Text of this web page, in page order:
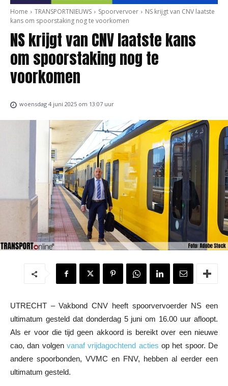
Home TRANSPORTNIEUWS Spoorvervoer
NS krijgt van CNV laatste
kans om spoorstaking nog te voorkomen
NS krijgt van CNV laatste kans
om spoorstaking nog te
voorkomen
woensdag 4 juni 2025 om 13:07 uur
UTRECHT – Vakbond CNV heeft spoorvervoerder NS een
ultimatum gesteld dat donderdag 5 juni om 16.00 uur afloopt.
Als er voor die tijd geen akkoord is bereikt over een nieuwe
cao, dan volgen vanaf vrijdagochtend acties op het spoor. De
andere spoorbonden, VVMC en FNV, hebben al eerder een
ultimatum gesteld.